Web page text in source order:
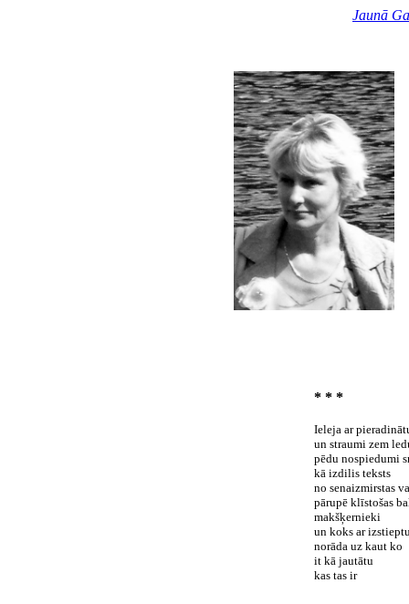
Jaunā
* * *
Ieleja ar
un straumi zem
pēdu nospiedumi
kā izdilis teksts
no senaizmirstas
pārupē klīstošas
makšķernieki
un koks ar
norāda uz kaut ko
it kā jautātu
kas tas ir